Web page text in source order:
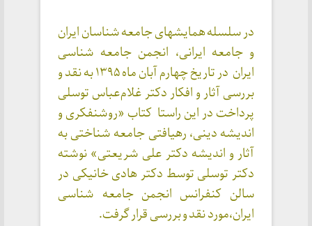
در سلسله همایشهای جامعه شناسان ایران
و جامعه ایرانی، انجمن جامعه شناسی
ایران در تاریخ چهارم آبان ماه ۱۳۹۵ به نقد و
بررسی آثار و افکار دکتر غلام‌عباس توسلی
پرداخت در این راستا کتاب «روشنفکری و
اندیشه دینی، رهیافتی جامعه شناختی به
آثار و اندیشه دکتر علی شریعتی» نوشته
دکتر توسلی توسط دکتر هادی خانیکی در
سالن کنفرانس انجمن جامعه شناسی
ایران،مورد نقد و بررسی قرار گرفت.